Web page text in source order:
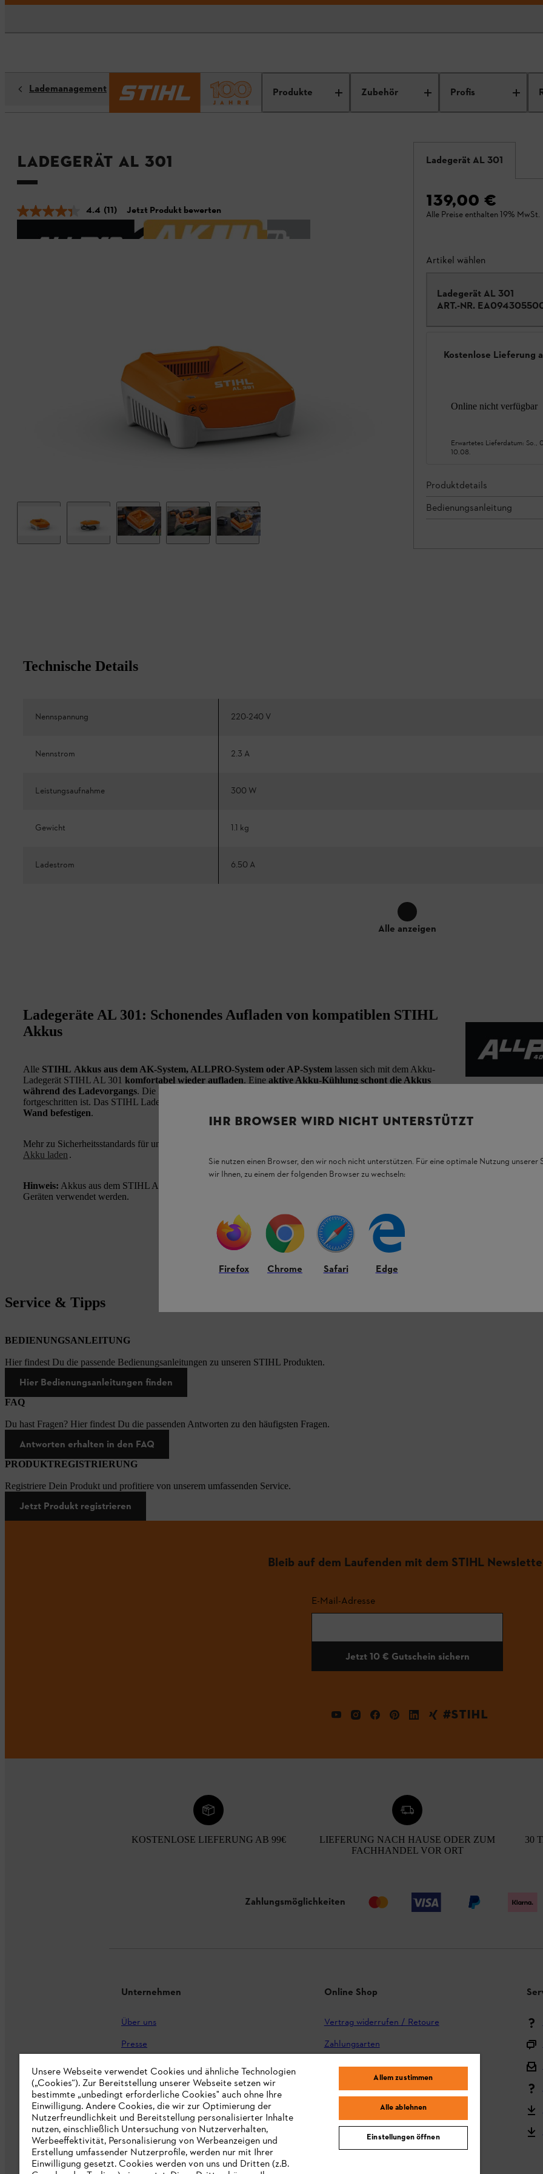
Produkte Zubehör Profis
Lademanagement
Ladegerät AL 301
4.4 (11) Jetzt Produkt bewerten
Ladegerät AL 301
139,00 €
Alle Preise enthalten 19% MwSt.
Artikel wählen
Ladegerät AL 301
ART.-NR.
Kostenlose Lieferung
Online nicht verfügbar
Erwartetes Lieferdatum: So.,
10.08.
Produktdetails
Bedienungsanleitung
Technische Details
Nennspannung 220-240 V
Nennstrom 2.3 A
Leistungsaufnahme 300 W
Gewicht 1.1 kg
Ladestrom 6.50 A
Alle anzeigen
Ladegeräte AL 301: Schonendes Aufladen von kompatiblen STIHL
Akkus
Alle STIHL Akkus aus dem AK-System, ALLPRO-System oder AP-System lassen sich mit dem Akku-
Ladegerät STIHL AL 301 komfortabel wieder aufladen. Eine aktive Akku-Kühlung schont die Akkus
während des Ladevorgangs. Die Betriebszustandsanzeige zeigt Ihnen per LED an, wie weit der Ladevorgang
fortgeschritten ist. Das STIHL Ladegeräte AL 301 mit praktischer
Wand befestigen.
Mehr zu Sicherheitsstandards für unsere Akkus erfahren Sie in unserem STIHL Ratgeber zu
Akku laden .
Hinweis: Akkus aus dem STIHL ALLPRO-System können sowohl mit ALLPRO-Geräten als auch mit AP-
Geräten verwendet werden.
Service & Tipps
BEDIENUNGSANLEITUNG
Hier findest Du die passende Bedienungsanleitungen zu unseren STIHL Produkten.
Hier Bedienungsanleitungen finden
FAQ
Du hast Fragen? Hier findest Du die passenden Antworten zu den häufigsten Fragen.
Antworten erhalten in den FAQ
PRODUKTREGISTRIERUNG
Registriere Dein Produkt und profitiere von unserem umfassenden Service.
Jetzt Produkt registrieren
Bleib auf dem Laufenden mit dem STIHL
E-Mail-Adresse
Jetzt 10 € Gutschein sichern
#STIHL
KOSTENLOSE LIEFERUNG AB 99€
LIEFERUNG NACH HAUSE ODER ZUM
FACHHANDEL VOR ORT
30
Zahlungsmöglichkeiten
Unternehmen
Über uns
Presse
Karriere
STIHL Markenshop
Nachhaltigkeit
STIHL Hinweisgebersystem
Informationen für Lieferunternehmen
Online Shop
Vertrag widerrufen / Retoure
Zahlungsarten
Versand und Lieferung
Reklamation und Garantie
STIHL Kooperationsprogramm
STIHL Bedienungsanleitungen
MY STIHL
IHR BROWSER WIRD NICHT UNTERSTÜTZT
Sie nutzen einen Browser, den wir noch nicht unterstützen. Für eine optimale Nutzung unserer
wir Ihnen, zu einem der folgenden Browser zu wechseln:
Firefox Chrome Safari Edge
Unsere Webseite verwendet Cookies und ähnliche Technologien
(„Cookies“). Zur Bereitstellung unserer Webseite setzen wir
bestimmte „unbedingt erforderliche Cookies" auch ohne Ihre
Einwilligung. Andere Cookies, die wir zur Optimierung der
Nutzerfreundlichkeit und Bereitstellung personalisierter Inhalte
nutzen, einschließlich Untersuchung von Nutzerverhalten,
Werbeeffektivität, Personalisierung von Werbeanzeigen und
Erstellung umfassender Nutzerprofile, werden nur mit Ihrer
Einwilligung gesetzt. Cookies werden von uns und Dritten (z.B.
Allem zustimmen
Alle ablehnen
Einstellungen öffnen